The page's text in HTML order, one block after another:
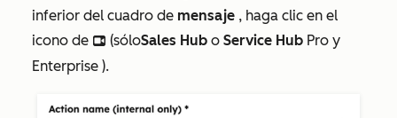
inferior del cuadro de mensaje , haga clic en el
icono de insertVideo (sóloSales Hub o Service Hub Pro y
Enterprise ).